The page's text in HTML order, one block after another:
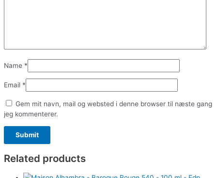
Name *
Email *
Gem mit navn, mail og websted i denne browser til næste gang
jeg kommenterer.
Related products